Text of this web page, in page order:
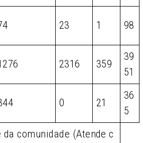
23 1 98
2316 359
39
51
0 21
36
5
comunidade (Atende c